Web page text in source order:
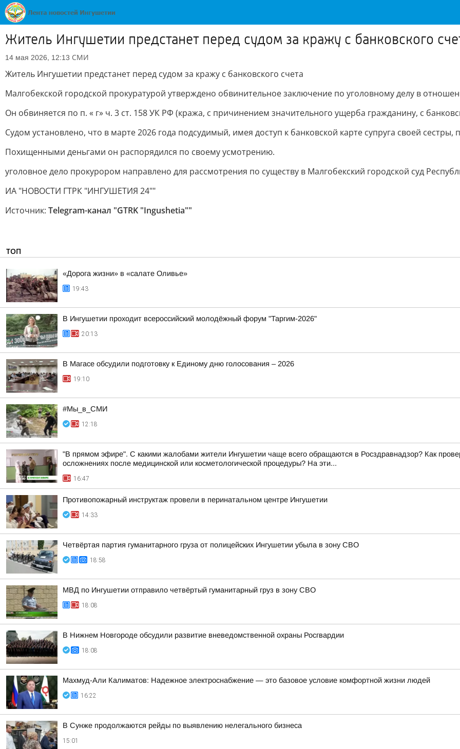
Житель Ингушетии предстанет перед судом за кражу с банковского
14 мая 2026, 12:13 СМИ
Житель Ингушетии предстанет перед судом за кражу с банковского счета
Малгобекской городской прокуратурой утверждено обвинительное заключение по уголовному делу в
Он обвиняется по п. « г» ч. 3 ст. 158 УК РФ (кража, с причинением значительного ущерба гражданину, с
Судом установлено, что в марте 2026 года подсудимый, имея доступ к банковской карте супруга своей
Похищенными деньгами он распорядился по своему усмотрению.
уголовное дело прокурором направлено для рассмотрения по существу в Малгобекский городской суд
ИА "НОВОСТИ ГТРК "ИНГУШЕТИЯ 24""
Источник: Telegram-канал "GTRK "Ingushetia""
ТОП
«Дорога жизни» в «салате Оливье»
19:43
В Ингушетии проходит всероссийский молодёжный форум "Таргим-2026"
20:13
В Магасе обсудили подготовку к Единому дню голосования – 2026
19:10
#Мы_в_СМИ
12:18
"В прямом эфире". С какими жалобами жители Ингушетии чаще всего обращаются в Росздравнадзор? Как
осложнениях после медицинской или косметологической процедуры? На эти...
16:47
Противопожарный инструктаж провели в перинатальном центре Ингушетии
14:33
Четвёртая партия гуманитарного груза от полицейских Ингушетии убыла в зону СВО
18:58
МВД по Ингушетии отправило четвёртый гуманитарный груз в зону СВО
18:08
В Нижнем Новгороде обсудили развитие вневедомственной охраны Росгвардии
18:08
Махмуд-Али Калиматов: Надежное электроснабжение — это базовое условие комфортной жизни людей
16:22
В Сунже продолжаются рейды по выявлению нелегального бизнеса
15:01